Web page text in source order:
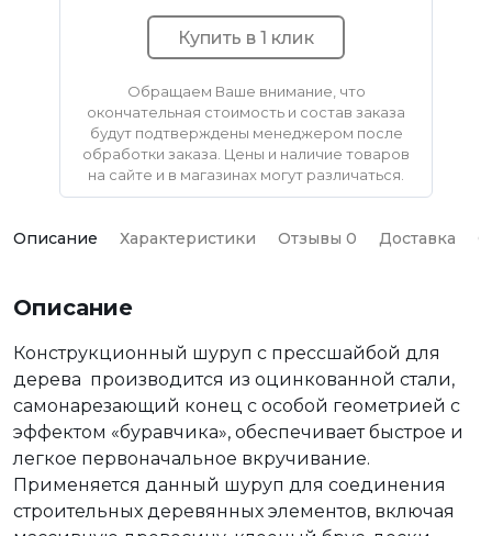
Купить в 1 клик
Обращаем Ваше внимание, что
окончательная стоимость и состав заказа
будут подтверждены менеджером после
обработки заказа. Цены и наличие товаров
на сайте и в магазинах могут различаться.
Описание Характеристики Отзывы 0 Доставка
Описание
Конструкционный шуруп с прессшайбой для
дерева производится из оцинкованной стали,
самонарезающий конец с особой геометрией с
эффектом «буравчика», обеспечивает быстрое и
легкое первоначальное вкручивание.
Применяется данный шуруп для соединения
строительных деревянных элементов, включая